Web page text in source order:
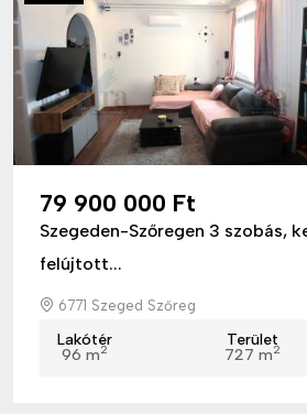
79 900 000 Ft
Szegeden-Szőregen 3 szobás,
felújtott...
6771 Szeged Szőreg
Lakótér
96 m2
Terület
727 m2